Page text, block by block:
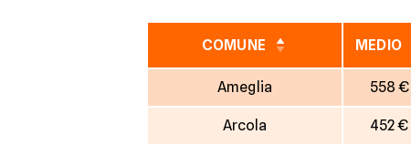
COMUNE MEDIO
Ameglia 558 €
Arcola 452 €